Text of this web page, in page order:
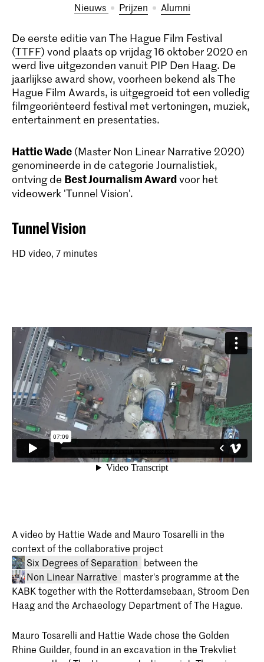
Nieuws prijzen alumni
De eerste editie van The Hague Film Festival
(TTFF) vond plaats op vrijdag 16 oktober 2020 en
werd live uitgezonden vanuit PIP Den Haag. De
jaarlijkse award show, voorheen bekend als The
Hague Film Awards, is uitgegroeid tot een volledig
filmgeoriënteerd festival met vertoningen, muziek,
entertainment en presentaties.
Hattie Wade (Master Non Linear Narrative 2020)
genomineerde in de categorie Journalistiek,
ontving de Best Journalism Awardvoor het
videowerk 'Tunnel Vision'.
Tunnel Vision
HD video, 7 minutes
A video by Hattie Wade and Mauro Tosarelli in the
context of the collaborative project
Six Degrees of Separation between the
Non Linear Narrative master's programme at the
KABK together with the Rotterdamsebaan, Stroom Den
Haag and the Archaeology Department of The Hague.
Mauro Tosarelli and Hattie Wade chose the Golden
Rhine Guilder, found in an excavation in the Trekvliet